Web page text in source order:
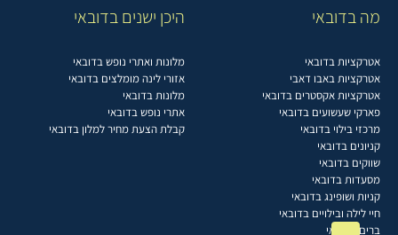
מה בדובאי
אטרקציות בדובאי
אטרקציות באבו דאבי
אטרקציות אקסטרים בדובאי
פארקי שעשועים בדובאי
מרכזי בילוי בדובאי
קניונים בדובאי
שווקים בדובאי
מסעדות בדובאי
קניות ושופינג בדובאי
חיי לילה ובילויים בדובאי
ברים בדובאי
היכן ישנים בדובאי
מלונות ואתרי נופש בדובאי
אזורי לינה מומלצים בדובאי
מלונות בדובאי
אתרי נופש בדובאי
קבלת הצעת מחיר למלון בדובאי